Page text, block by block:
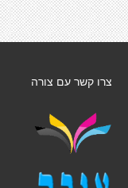
צרו קשר עם צורה